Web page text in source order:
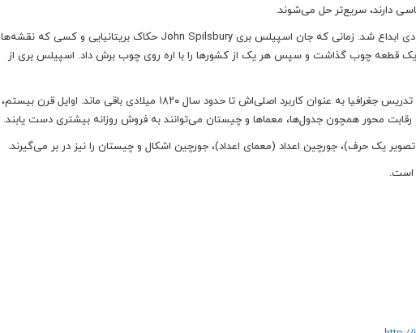
دارند، سریع‌تر حل می‌شوند.
اولین جورچین جیگسا jigsaw puzzle در حدود سال ۱۷۶۰ میلادی ابداع شد. زمانی که جان اسپیلس بری John Spilsbury حکاک بریتانیایی و کسی که نقشه‌ها
قطعه چوب گذاشت و سپس هر یک از کشورها را با اره روی چوب برش داد. اسپیلس بری از
بعد از فراگیرتر شدن این نوع جورچین نیز، استفاده از آن برای تدریس جغرافیا به عنوان کاربرد اصلی‌اش تا حدود سال ۱۸۲۰ میلادی باقی ماند. اوایل قرن بیستم،
محور همچون جدول‌ها، معماها و چیستان می‌توانند به فروش روزانه بیشتری دست یابند.
یک حرف)، جورچین اعداد (معمای اعداد)، جورچین اشکال و چیستان را نیز در بر می‌گیرند.
است.